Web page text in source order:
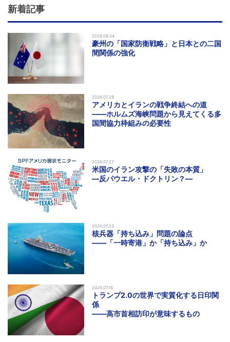
新着記事
2026.08.04
豪州の「国家防衛戦略」と日本との二国
間関係の強化
2026.07.29
アメリカとイランの戦争終結への道
――ホルムズ海峡問題から見えてくる多
国間協力枠組みの必要性
2026.07.27
米国のイラン攻撃の「失敗の本質」
―反パウエル・ドクトリン？―
2026.07.23
核兵器「持ち込み」問題の論点
――「一時寄港」か「持ち込み」か
2026.07.16
トランプ2.0の世界で実質化する日印関
係
――高市首相訪印が意味するもの